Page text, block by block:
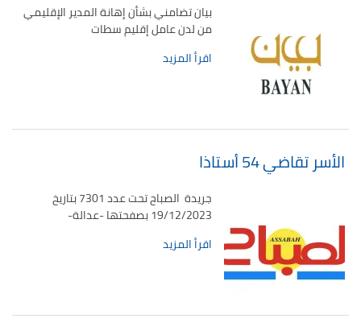
بيان تضامني بشأن إهانة المدير الإقليمي
من لدن عامل إقليم سطات
اقرأ المزيد
الأسر تقاضي 54 أستاذا
جريدة الصباح تحت عدد 7301 بتاريخ
19/12/2023 بصفحتها -عدالة-
اقرأ المزيد